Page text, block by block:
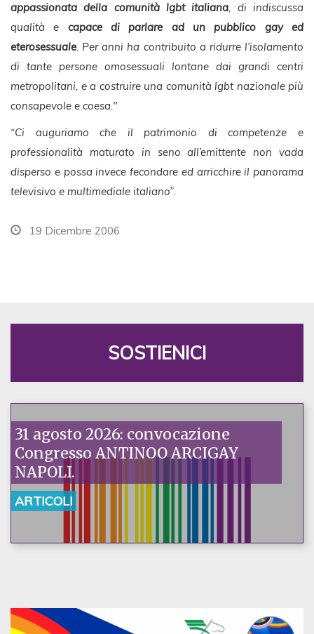
appassionata della comunità lgbt italiana, di indiscussa
qualità e capace di parlare ad un pubblico gay ed
eterosessuale. Per anni ha contribuito a ridurre l’isolamento
di tante persone omosessuali lontane dai grandi centri
metropolitani, e a costruire una comunità lgbt nazionale più
consapevole e coesa."
“Ci auguriamo che il patrimonio di competenze e
professionalità maturato in seno all’emittente non vada
disperso e possa invece fecondare ed arricchire il panorama
televisivo e multimediale italiano”.
19 Dicembre 2006
SOSTIENICI
31 agosto 2026: convocazione
Congresso ANTINOO ARCIGAY
NAPOLI.
ARTICOLI